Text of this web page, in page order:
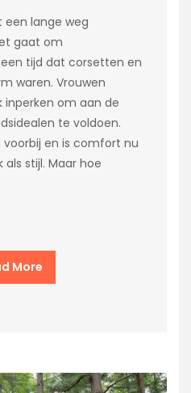
lange weg
gaat om
een tijd dat corsetten en
waren. Vrouwen
om aan de
te voldoen.
voorbij en is comfort nu
stijl. Maar hoe
More